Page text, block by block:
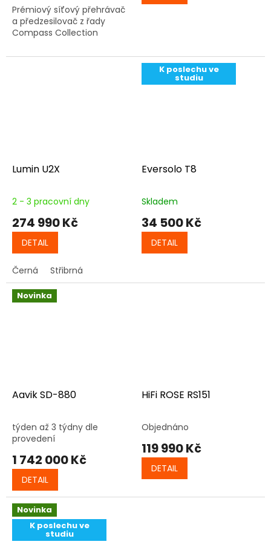
Prémiový síťový přehrávač
a předzesilovač z řady
Compass Collection
Lumin U2X
2 - 3 pracovní dny
274 990 Kč
DETAIL
Černá Střibrná
K poslechu ve
studiu
Eversolo T8
Skladem
34 500 Kč
DETAIL
Novinka
Aavik SD-880
týden až 3 týdny dle
provedení
1 742 000 Kč
DETAIL
HiFi ROSE RS151
Objednáno
119 990 Kč
DETAIL
Novinka
K poslechu ve
studiu